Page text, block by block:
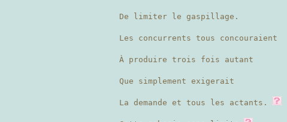
De limiter le gaspillage.
Les concurrents tous concouraient
À produire trois fois autant
Que simplement exigerait
La demande et tous les actants.